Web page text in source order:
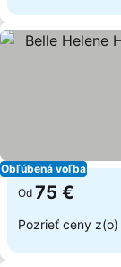
Obľúbená voľba
Od 75 €
Pozrieť ceny z(o)